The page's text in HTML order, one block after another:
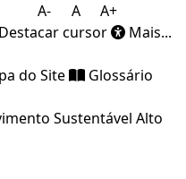
A- A A+
Destacar cursor
Mais...
do Site Glossário
Sustentável Alto